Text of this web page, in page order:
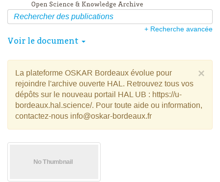
+ Recherche avancée
Voir le document
×
La plateforme OSKAR Bordeaux évolue pour
rejoindre l'archive ouverte HAL. Retrouvez tous vos
dépôts sur le nouveau portail HAL UB : https://u-
bordeaux.hal.science/. Pour toute aide ou information,
contactez-nous info@oskar-bordeaux.fr